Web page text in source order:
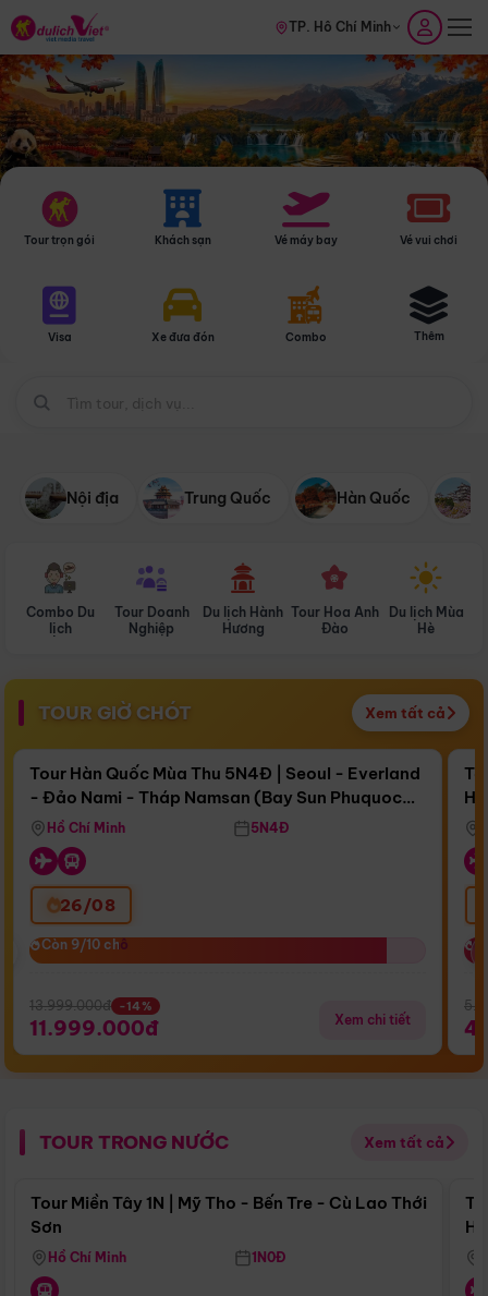
TP. Hồ Chí Minh
Tour trọn gói Khách sạn Vé máy bay Vé vui chơi
Visa Xe đưa đón Combo Thêm
Nội địa Trung Quốc Hàn Quốc
Combo Du
lịch
Tour Doanh
Nghiệp
Du lịch Hành
Hương
Tour Hoa Anh
Đào
Du lịch Mùa
Hè
TOUR GIỜ CHÓT Xem tất cả
Còn16 ngày 21:48:47
Bay Sun Phuquoc Airways
Điểm nổi bật
Tour Hàn Quốc Mùa Thu 5N4Đ | Seoul - Everland
- Đảo Nami - Tháp Namsan (Bay Sun Phuquoc
Airways)
Hồ Chí Minh 5N4Đ
26/08
Còn 9/10 chỗ
Còn 9/10 chỗ
13.999.000đ -14%
11.999.000đ Xem chi tiết
TOUR TRONG NƯỚC Xem tất cả
Điểm nổi bật
Tour Miền Tây 1N | Mỹ Tho - Bến Tre - Cù Lao Thới
Sơn
Hồ Chí Minh 1N0Đ